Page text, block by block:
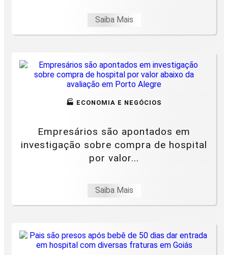
Saiba Mais
🏭 ECONOMIA E NEGÓCIOS
Empresários são apontados em
investigação sobre compra de hospital
por valor...
Saiba Mais